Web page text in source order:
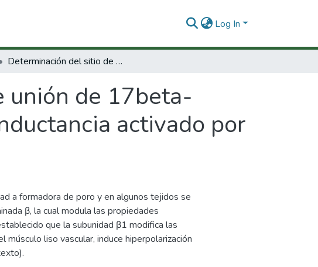
Log In
Determinación del sitio de unión de 17beta-Estradiol a canal de potasio de alta conductancia activado por calcio y por voltaje BK.
unión de 17beta-
activado por
a formadora de poro y en algunos tejidos se
β, la cual modula las propiedades
que la subunidad β1 modifica las
liso vascular, induce hiperpolarización